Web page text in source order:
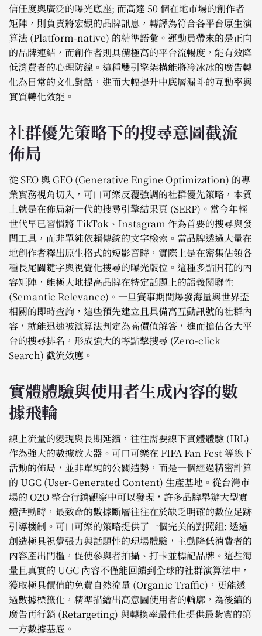
信任度與廣泛的曝光底座; 而高達 50 個在地市場的創作者
矩陣，則負責將宏觀的品牌訊息，轉譯為符合各平台原生演
算法 (Platform-native) 的精準語彙。運動員帶來的是正向
的品牌連結，而創作者則具備極高的平台流暢度，能有效降
低消費者的心理防線。這種雙引擎架構能將冷冰冰的廣告轉
化為日常的文化對話，進而大幅提升中底層漏斗的互動率與
實質轉化效能。
社群優先策略下的搜尋意圖截流
佈局
從 SEO 與 GEO (Generative Engine Optimization) 的專
業實務視角切入，可口可樂反覆強調的社群優先策略，本質
上就是在佈局新一代的搜尋引擎結果頁 (SERP)。當今年輕
世代早已習慣將 TikTok、Instagram 作為首要的搜尋與發
問工具，而非單純依賴傳統的文字檢索。當品牌透過大量在
地創作者釋出原生格式的短影音時，實際上是在密集佔領各
種長尾關鍵字與視覺化搜尋的曝光版位。這種多點開花的內
容矩陣，能極大地提高品牌在特定話題上的語義關聯性
(Semantic Relevance)。一旦賽事期間爆發海量與世界盃
相關的即時查詢，這些預先建立且具備高互動訊號的社群內
容，就能迅速被演算法判定為高價值解答，進而搶佔各大平
台的搜尋排名，形成強大的零點擊搜尋 (Zero-click
Search) 截流效應。
實體體驗與使用者生成內容的數
據飛輪
線上流量的變現與長期延續，往往需要線下實體體驗 (IRL)
作為強大的數據放大器。可口可樂在 FIFA Fan Fest 等線下
活動的佈局，並非單純的公關造勢，而是一個經過精密計算
的 UGC (User-Generated Content) 生產基地。從台灣市
場的 O2O 整合行銷觀察中可以發現，許多品牌舉辦大型實
體活動時，最致命的數據斷層往往在於缺乏明確的數位足跡
引導機制。可口可樂的策略提供了一個完美的對照組: 透過
創造極具視覺張力與話題性的現場體驗，主動降低消費者的
內容產出門檻，促使參與者拍攝、打卡並標記品牌。這些海
量且真實的 UGC 內容不僅能回饋到全球的社群演算法中，
獲取極具價值的免費自然流量 (Organic Traffic)，更能透
過數據標籤化，精準描繪出高意圖使用者的輪廓，為後續的
廣告再行銷 (Retargeting) 與轉換率最佳化提供最紮實的第
一方數據基底。